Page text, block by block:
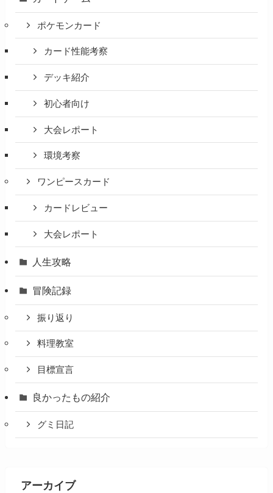
ポケモンカード
カード性能考察
デッキ紹介
初心者向け
大会レポート
環境考察
ワンピースカード
カードレビュー
大会レポート
人生攻略
冒険記録
振り返り
料理教室
目標宣言
良かったもの紹介
グミ日記
アーカイブ